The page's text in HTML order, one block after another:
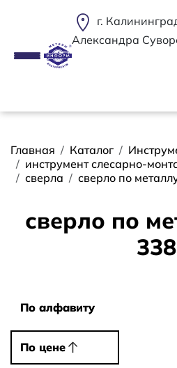
г.
Александра
Строка
Главная Каталог
инструмент слесарно-
сверла
сверло по
сверло по
338
По алфавиту
По алфавиту
По цене
По цене